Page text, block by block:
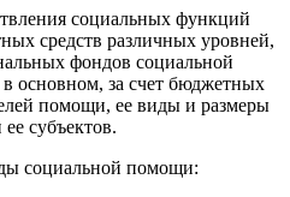
социальных функций
средств различных уровней,
фондов социальной
основном, за счет бюджетных
помощи, ее виды и размеры
субъектов.
социальной помощи: